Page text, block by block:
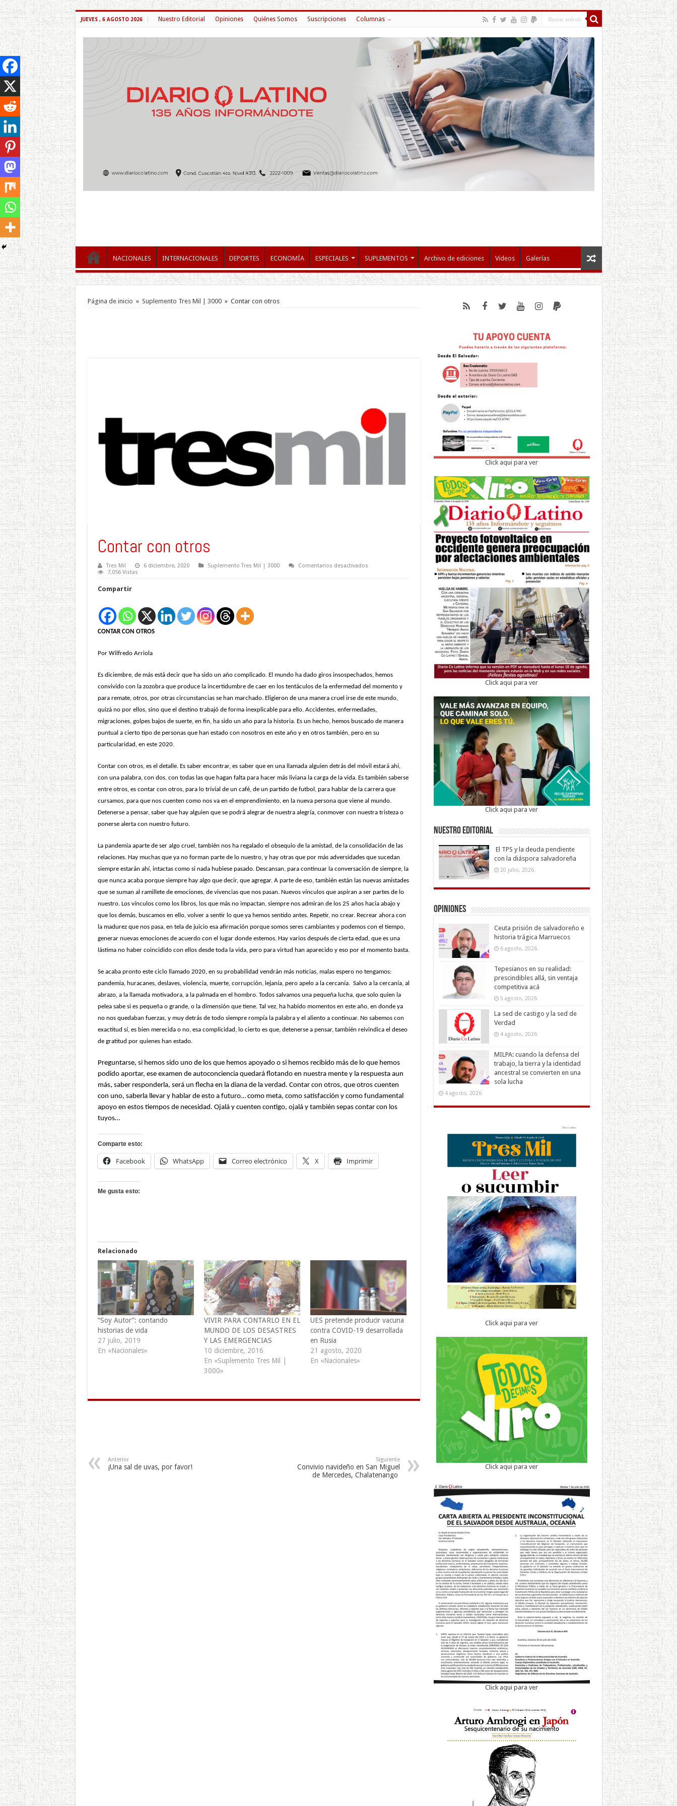
JUEVES , 6 AGOSTO 2026 Nuestro Editorial Opiniones Quiénes Somos Suscripciones Columnas
NACIONALES INTERNACIONALES DEPORTES ECONOMÍA ESPECIALES SUPLEMENTOS Archivo de ediciones Videos Galerías
Página de inicio » Suplemento Tres Mil | 3000 » Contar con otros
Contar con otros
Tres Mil 6 diciembre, 2020 Suplemento Tres Mil | 3000 Comentarios desactivadosen
7,056 Vistas
Compartir
CONTAR CON OTROS
Por Wilfredo Arriola
Es diciembre, de más está decir que ha sido un año complicado. El mundo ha dado giros insospechados, hemos
convivido con la zozobra que produce la incertidumbre de caer en los tentáculos de la enfermedad del momento y
para remate, otros, por otras circunstancias se han marchado. Eligieron de una manera cruel irse de este mundo,
quizá no por ellos, sino que el destino trabajó de forma inexplicable para ello. Accidentes, enfermedades,
migraciones, golpes bajos de suerte, en fin, ha sido un año para la historia. Es un hecho, hemos buscado de manera
puntual a cierto tipo de personas que han estado con nosotros en este año y en otros también, pero en su
particularidad, en este 2020.
Contar con otros, es el detalle. Es saber encontrar, es saber que en una llamada alguien detrás del móvil estará ahí,
con una palabra, con dos, con todas las que hagan falta para hacer más liviana la carga de la vida. Es también saberse
entre otros, es contar con otros, para lo trivial de un café, de un partido de futbol, para hablar de la carrera que
cursamos, para que nos cuenten como nos va en el emprendimiento, en la nueva persona que viene al mundo.
Detenerse a pensar, saber que hay alguien que se podrá alegrar de nuestra alegría, conmover con nuestra tristeza o
ponerse alerta con nuestro futuro.
La pandemia aparte de ser algo cruel, también nos ha regalado el obsequio de la amistad, de la consolidación de las
relaciones. Hay muchas que ya no forman parte de lo nuestro, y hay otras que por más adversidades que sucedan
siempre estarán ahí, intactas como si nada hubiese pasado. Descansan, para continuar la conversación de siempre, la
que nunca acaba porque siempre hay algo que decir, que agregar. A parte de eso, también están las nuevas amistades
que se suman al ramillete de emociones, de vivencias que nos pasan. Nuevos vínculos que aspiran a ser partes de lo
nuestro. Los vínculos como los libros, los que más no impactan, siempre nos admiran de los 25 años hacia abajo y
que los demás, buscamos en ello, volver a sentir lo que ya hemos sentido antes. Repetir, no crear. Recrear ahora con
la madurez que nos pasa, en tela de juicio esa afirmación porque somos seres cambiantes y podemos con el tiempo,
generar nuevas emociones de acuerdo con el lugar donde estemos. Hay varios después de cierta edad, que es una
lástima no haber coincidido con ellos desde toda la vida, pero para virtud han aparecido y eso por el momento basta.
Se acaba pronto este ciclo llamado 2020, en su probabilidad vendrán más noticias, malas espero no tengamos:
pandemia, huracanes, deslaves, violencia, muerte, corrupción, lejanía, pero apelo a la cercanía. Salvo a la cercanía, al
abrazo, a la llamada motivadora, a la palmada en el hombro. Todos salvamos una pequeña lucha, que solo quien la
pelea sabe si es pequeña o grande, o la dimensión que tiene. Tal vez, ha habido momentos en este año, en donde ya
no nos quedaban fuerzas, y muy detrás de todo siempre rompía la palabra y el aliento a continuar. No sabemos con
exactitud sí, es bien merecida o no, esa complicidad, lo cierto es que, detenerse a pensar, también reivindica el deseo
de gratitud por quienes han estado.
Preguntarse, si hemos sido uno de los que hemos apoyado o si hemos recibido más de lo que hemos
podido aportar, ese examen de autoconciencia quedará flotando en nuestra mente y la respuesta aun
más, saber responderla, será un flecha en la diana de la verdad. Contar con otros, que otros cuenten
con uno, saberla llevar y hablar de esto a futuro… como meta, como satisfacción y como fundamental
apoyo en estos tiempos de necesidad. Ojalá y cuenten contigo, ojalá y también sepas contar con los
tuyos…
Comparte esto:
Facebook WhatsApp Correo electrónico X Imprimir
Me gusta esto:
Relacionado
“Soy Autor”: contando
historias de vida
27 julio, 2019
En «Nacionales»
VIVIR PARA CONTARLO EN EL
MUNDO DE LOS DESASTRES
Y LAS EMERGENCIAS
10 diciembre, 2016
En «Suplemento Tres Mil |
3000»
UES pretende producir vacuna
contra COVID-19 desarrollada
en Rusia
21 agosto, 2020
En «Nacionales»
Anterior
¡Una sal de uvas, por favor!
Siguiente
Convivio navideño en San Miguel
de Mercedes, Chalatenango
Click aqui para ver
Click aqui para ver
Click aqui para ver
Nuestro Editorial
El TPS y la deuda pendiente
con la diáspora salvadoreña
20 julio, 2026
Opiniones
Ceuta prisión de salvadoreño e
historia trágica Marruecos
6 agosto, 2026
Tepesianos en su realidad:
prescindibles allá, sin ventaja
competitiva acá
5 agosto, 2026
La sed de castigo y la sed de
Verdad
4 agosto, 2026
MILPA: cuando la defensa del
trabajo, la tierra y la identidad
ancestral se convierten en una
sola lucha
4 agosto, 2026
Click aqui para ver
Click aqui para ver
Click aqui para ver